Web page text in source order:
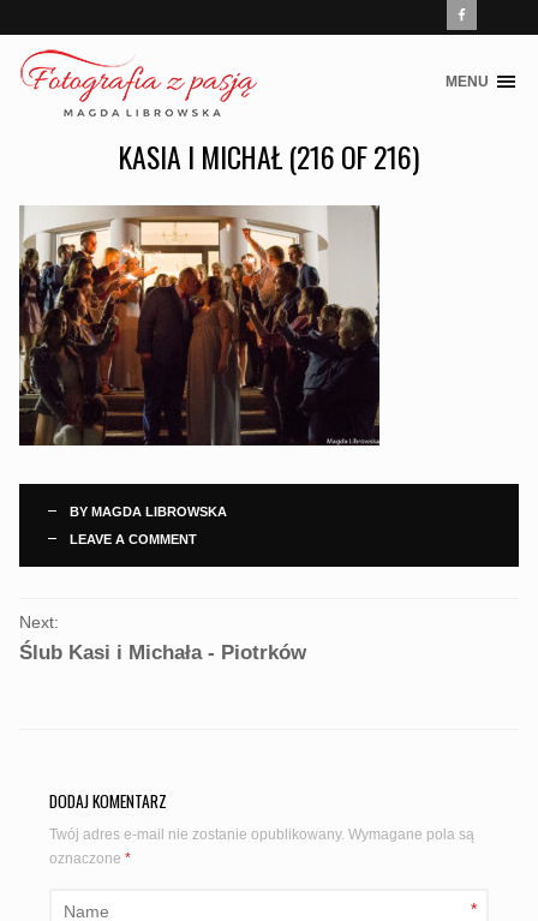
Skip
MENU
KASIA I MICHAŁ (216 OF 216)
BYMAGDA LIBROWSKA
LEAVE A COMMENT
PORTFOLIO
NAVIGATION
Next:
Ślub Kasi i Michała - Piotrków
DODAJ KOMENTARZ
Twój adres e-mail nie zostanie opublikowany. Wymagane pola są
oznaczone*
*